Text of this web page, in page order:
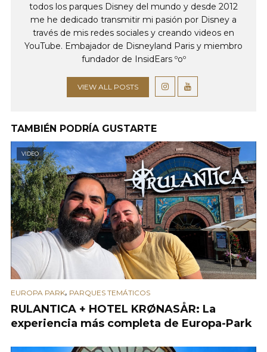
todos los parques Disney del mundo y desde 2012
me he dedicado transmitir mi pasión por Disney a
través de mis redes sociales y creando videos en
YouTube. Embajador de Disneyland Paris y miembro
fundador de InsidEars ºoº
VIEW ALL POSTS
TAMBIÉN PODRÍA GUSTARTE
VIDEO
EUROPA PARK, PARQUES TEMÁTICOS
RULANTICA + HOTEL KRØNASÅR: La
experiencia más completa de Europa-Park